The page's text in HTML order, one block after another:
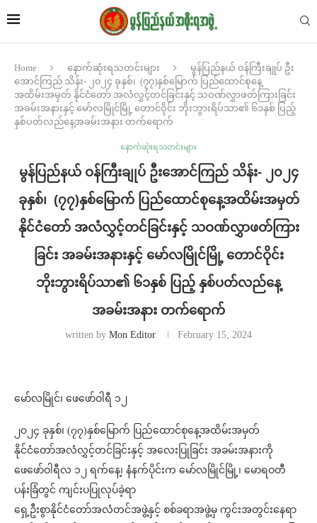
Home နောက်ဆုံးရသတင်းများ
မွန်ပြည်နယ် ဝန်ကြီးချုပ် ဦး
အောင်ကြည် သိန်း- ၂၀၂၄ ခုနှစ်၊ (၇၇)နှစ်မြောက် ပြည်ထောင်စုနေ့
အထိမ်းအမှတ် နိုင်ငံတော် အလံလွှင့်တင်ခြင်းနှင့် သဝဏ်လွှာဖတ်ကြားခြင်း
အခမ်းအနားနှင့် မော်လမြိုင်မြို့ တောင်ဝိုင်း ဘိုးဘွားရိပ်သာ၏ ၆၁နှစ် ပြည့်
နှစ်ပတ်လည်နေ့အခမ်းအနား တက်ရောက်
နောက်ဆုံးရသတင်းများ
မွန်ပြည်နယ် ဝန်ကြီးချုပ် ဦးအောင်ကြည် သိန်း- ၂၀၂၄
ခုနှစ်၊ (၇၇)နှစ်မြောက် ပြည်ထောင်စုနေ့အထိမ်းအမှတ်
နိုင်ငံတော် အလံလွှင့်တင်ခြင်းနှင့် သဝဏ်လွှာဖတ်ကြား
ခြင်း အခမ်းအနားနှင့် မော်လမြိုင်မြို့ တောင်ဝိုင်း
ဘိုးဘွားရိပ်သာ၏ ၆၁နှစ် ပြည့် နှစ်ပတ်လည်နေ့
အခမ်းအနား တက်ရောက်
written by Mon Editor February 15, 2024
မော်လမြိုင်၊ ဖေဖော်ဝါရီ ၁၂
၂၀၂၄ ခုနှစ်၊ (၇၇)နှစ်မြောက် ပြည်ထောင်စုနေ့အထိမ်းအမှတ်
နိုင်ငံတော်အလံလွှင့်တင်ခြင်းနှင့် အလေးပြုခြင်း အခမ်းအနားကို
ဖေဖော်ဝါရီလ ၁၂ ရက်နေ့၊ နံနက်ပိုင်းက မော်လမြိုင်မြို့၊ မောရဝတီ
ပန်းခြံတွင် ကျင်းပပြုလုပ်ခဲ့ရာ
ရှေ့ဦးစွာနိုင်ငံတော်အလံတင်အဖွဲ့နှင့် စစ်ခရာအဖွဲ့မှ ကွင်းအတွင်းနေရာ